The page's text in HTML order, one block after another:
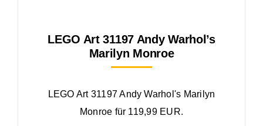
LEGO Art 31197 Andy Warhol’s
Marilyn Monroe
LEGO Art 31197 Andy Warhol's Marilyn
Monroe für 119,99 EUR.